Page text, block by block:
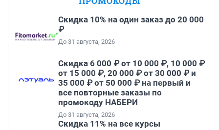
Скидка 10% на один заказ до 20 000
₽
До 31 августа, 2026
Скидка 6 000 ₽ от 10 000 ₽, 10 000 ₽
от 15 000 ₽, 20 000 ₽ от 30 000 ₽ и
35 000 ₽ от 50 000 ₽ на первый и
все повторные заказы по
промокоду НАБЕРИ
До 31 августа, 2026
Скидка 11% на все курсы